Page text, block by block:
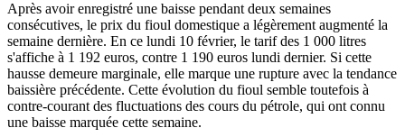
Après avoir enregistré une baisse pendant deux semaines
consécutives, le prix du fioul domestique a légèrement augmenté la
semaine dernière. En ce lundi 10 février, le tarif des 1 000 litres
s'affiche à 1 192 euros, contre 1 190 euros lundi dernier. Si cette
hausse demeure marginale, elle marque une rupture avec la tendance
baissière précédente. Cette évolution du fioul semble toutefois à
contre-courant des fluctuations des cours du pétrole, qui ont connu
une baisse marquée cette semaine.